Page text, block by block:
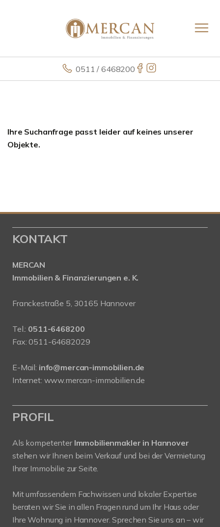
0511 / 6468200
Ihre Suchanfrage passt leider auf keines unserer
Objekte.
KONTAKT
MERCAN
Immobilien & Finanzierungen e. K.
Franckestraße 5, 30165 Hannover
Tel.: 0511-6468200
Fax: 0511-64682029
E-Mail: info@mercan-immobilien.de
Internet: www.mercan-immobilien.de
PROFIL
Als kompetenter Immobilienmakler in Hannover
stehen wir Ihnen beim Verkauf und bei der Vermietung
Ihrer Immobilie zur Seite.
Mit umfassendem Fachwissen und lokaler Expertise
beraten wir Sie in allen Fragen rund um Ihr Haus oder
Ihre Wohnung in Hannover. Sprechen Sie uns an – wir